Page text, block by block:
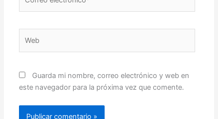
electrónico*
Guarda mi nombre, correo electrónico y web en
este navegador para la próxima vez que comente.